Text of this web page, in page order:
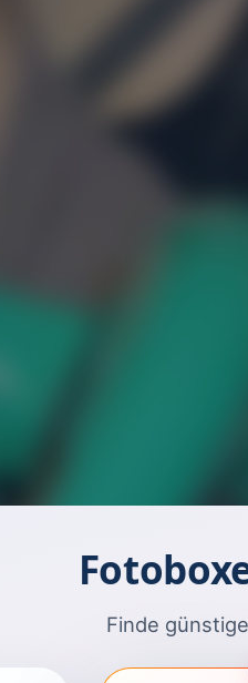
Finde